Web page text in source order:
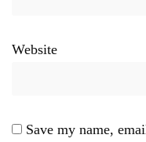
Website
Save my name,